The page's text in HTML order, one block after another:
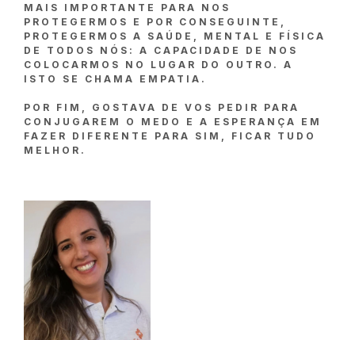
MAIS IMPORTANTE PARA NOS
PROTEGERMOS E POR CONSEGUINTE,
PROTEGERMOS A SAÚDE, MENTAL E FÍSICA
DE TODOS NÓS: A CAPACIDADE DE NOS
COLOCARMOS NO LUGAR DO OUTRO. A
ISTO SE CHAMA EMPATIA.
POR FIM, GOSTAVA DE VOS PEDIR PARA
CONJUGAREM O MEDO E A ESPERANÇA EM
FAZER DIFERENTE PARA SIM, FICAR TUDO
MELHOR.